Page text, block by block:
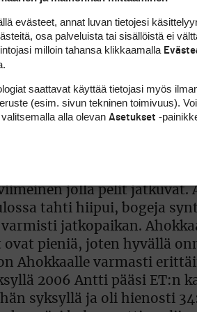
eagle. Sisääntulo
Michael Simin kanssa.
aussi on
Mikko Ilonen
kentällä
jolla pelit jatkuvat.
tahti hiipui, bogeja
jatkopaikan.
pieniä, joten hyvällä
Ahokkaalle varmasti
2006 Antti pääsi ET:n
syksyllä ja oli hienosti
evästeet, annat luvan tietojesi
osa palveluista tai sisällöistä ei
milloin tahansa klikkaamalla
saattavat käyttää tietojasi myös
(esim. sivun tekninen toimivuus).
alla olevan Asetukset -